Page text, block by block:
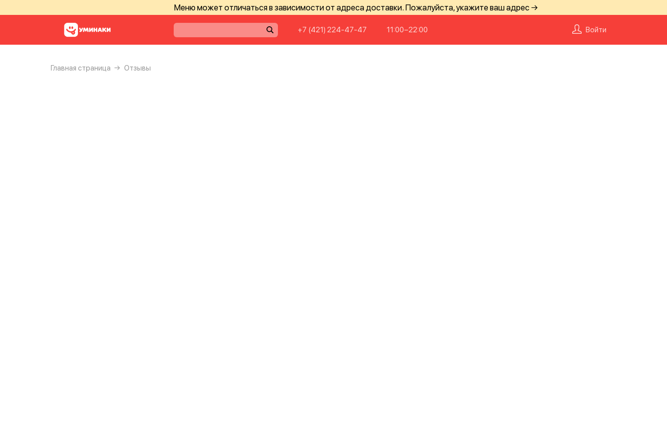
Меню может отличаться в зависимости от адреса доставки. Пожалуйста, укажите ваш адрес →
+7 (421) 224-47-47 11:00−22:00 Войти
Главная страница Отзывы